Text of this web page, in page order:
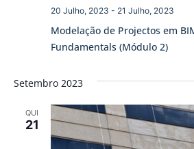
Modelação de Projectos em
Fundamentals (Módulo 2)
20 Julho, 2023 - 21 Julho, 2023
Setembro 2023
QUI
21